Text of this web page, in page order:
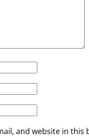
and website in this